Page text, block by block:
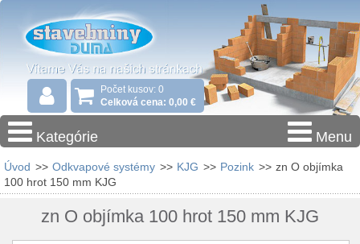
Počet kusov: 0
Celková cena: 0,00 €
Kategórie Menu
Úvod >> Odkvapové systémy >> KJG >> Pozink >> zn O objímka
100 hrot 150 mm KJG
zn O objímka 100 hrot 150 mm KJG